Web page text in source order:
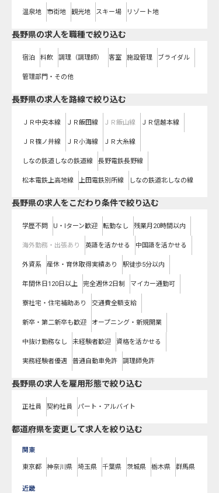
温泉地 市街地 観光地 スキー場 リゾート地
長野県の求人を職種で絞り込む
宿泊 料飲 調理（調理師） 客室 施設管理 ブライダル
管理部門・その他
長野県の求人を路線で絞り込む
ＪＲ中央本線 ＪＲ飯田線 ＪＲ飯山線 ＪＲ信越本線
ＪＲ篠ノ井線 ＪＲ小海線 ＪＲ大糸線
しなの鉄道しなの鉄道線 長野電鉄長野線
松本電鉄上高地線 上田電鉄別所線 しなの鉄道北しなの線
長野県の求人をこだわり条件で絞り込む
学歴不問 U・Iターン歓迎 転勤なし 残業月20時間以内
海外勤務・出張あり 英語を活かせる 中国語を活かせる
外資系 産休・育休取得実績あり 駅徒歩5分以内
年間休日120日以上 完全週休2日制 マイカー通勤可
寮社宅・住宅補助あり 交通費全額支給
新卒・第二新卒も歓迎 オープニング・新規開業
中抜け勤務なし 未経験者歓迎 資格を活かせる
実務経験者優遇 普通自動車免許 調理師免許
長野県の求人を雇用形態で絞り込む
正社員 契約社員 パート・アルバイト
都道府県を変更して求人を絞り込む
関東
東京都 神奈川県 埼玉県 千葉県 茨城県 栃木県 群馬県
近畿